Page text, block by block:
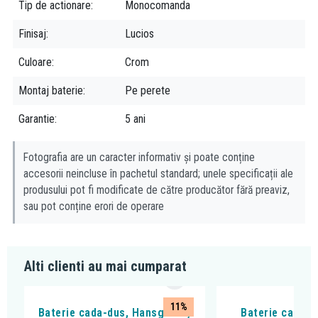
Tip de actionare Monocomanda
Finisaj Lucios
Culoare Crom
Montaj baterie Pe perete
Garantie 5 ani
Fotografia are un caracter informativ și poate conține
accesorii neincluse în pachetul standard; unele specificații ale
produsului pot fi modificate de către producător fără preaviz,
sau pot conține erori de operare
Alti clienti au mai cumparat
11%
Baterie cada-dus, Hansgrohe, Baterie cada -